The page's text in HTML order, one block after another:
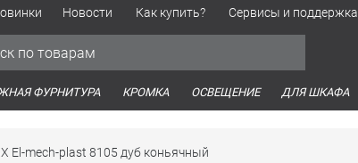
Новости Как купить? Сервисы и поддержка
ФУРНИТУРА КРОМКА ОСВЕЩЕНИЕ ДЛЯ ШКАФА
El-mech-plast 8105 дуб коньячный